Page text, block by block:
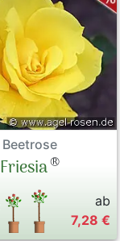
Beetrose
Friesia®
ab
7,28 €